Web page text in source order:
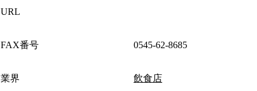
URL
FAX番号 0545-62-8685
業界 飲食店